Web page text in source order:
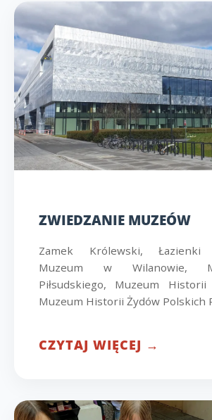
ZWIEDZANIE MUZEÓW
Zamek Królewski, Łazienki
Muzeum w Wilanowie,
Piłsudskiego, Muzeum
Muzeum Historii Żydów Polskich
CZYTAJ WIĘCEJ →